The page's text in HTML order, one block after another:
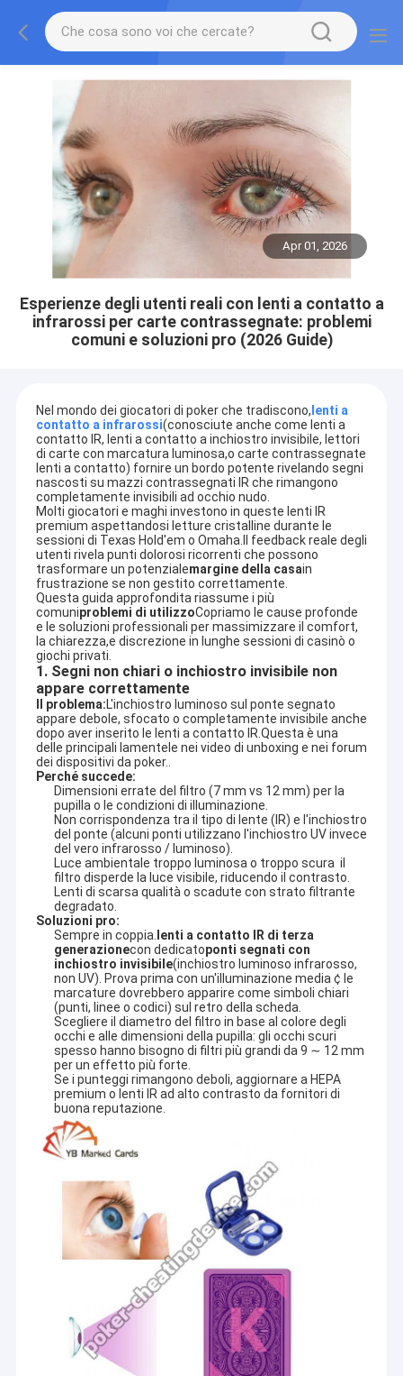
Apr 01, 2026
Esperienze degli utenti reali con lenti a contatto a
infrarossi per carte contrassegnate: problemi
comuni e soluzioni pro (2026 Guide)
Nel mondo dei giocatori di poker che tradiscono, lenti a
contatto a infrarossi(conosciute anche come lenti a
contatto IR, lenti a contatto a inchiostro invisibile, lettori
di carte con marcatura luminosa,o carte contrassegnate
lenti a contatto) fornire un bordo potente rivelando segni
nascosti su mazzi contrassegnati IR che rimangono
completamente invisibili ad occhio nudo.
Molti giocatori e maghi investono in queste lenti IR
premium aspettandosi letture cristalline durante le
sessioni di Texas Hold'em o Omaha.Il feedback reale degli
utenti rivela punti dolorosi ricorrenti che possono
trasformare un potenzialemargine della casain
frustrazione se non gestito correttamente.
Questa guida approfondita riassume i più
comuniproblemi di utilizzoCopriamo le cause profonde
e le soluzioni professionali per massimizzare il comfort,
la chiarezza,e discrezione in lunghe sessioni di casinò o
giochi privati.
1. Segni non chiari o inchiostro invisibile non
appare correttamente
Il problema:L'inchiostro luminoso sul ponte segnato
appare debole, sfocato o completamente invisibile anche
dopo aver inserito le lenti a contatto IR.Questa è una
delle principali lamentele nei video di unboxing e nei forum
dei dispositivi da poker..
Perché succede:
Dimensioni errate del filtro (7 mm vs 12 mm) per la
pupilla o le condizioni di illuminazione.
Non corrispondenza tra il tipo di lente (IR) e l'inchiostro
del ponte (alcuni ponti utilizzano l'inchiostro UV invece
del vero infrarosso / luminoso).
Luce ambientale troppo luminosa o troppo scura ️ il
filtro disperde la luce visibile, riducendo il contrasto.
Lenti di scarsa qualità o scadute con strato filtrante
degradato.
Soluzioni pro:
Sempre in coppia. lenti a contatto IR di terza
generazionecon dedicatoponti segnati con
inchiostro invisibile(inchiostro luminoso infrarosso,
non UV). Prova prima con un'illuminazione media ¢ le
marcature dovrebbero apparire come simboli chiari
(punti, linee o codici) sul retro della scheda.
Scegliere il diametro del filtro in base al colore degli
occhi e alle dimensioni della pupilla: gli occhi scuri
spesso hanno bisogno di filtri più grandi da 9 ∼ 12 mm
per un effetto più forte.
Se i punteggi rimangono deboli, aggiornare a HEPA
premium o lenti IR ad alto contrasto da fornitori di
buona reputazione.